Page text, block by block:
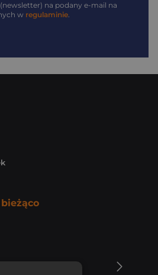
na podany e-mail na
w regulaminie